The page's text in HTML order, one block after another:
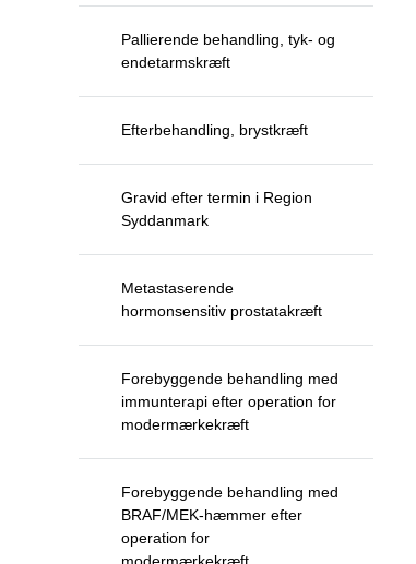
Pallierende behandling, tyk- og
endetarmskræft
Efterbehandling, brystkræft
Gravid efter termin i Region
Syddanmark
Metastaserende
hormonsensitiv prostatakræft
Forebyggende behandling med
immunterapi efter operation for
modermærkekræft
Forebyggende behandling med
BRAF/MEK-hæmmer efter
operation for